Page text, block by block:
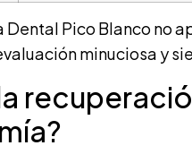
Dental Pico Blanco no
minuciosa y